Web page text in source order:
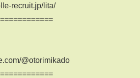
recruit.jp/lita/
@otorimikado